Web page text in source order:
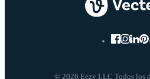
© 2026 Eezy LLC Todos los